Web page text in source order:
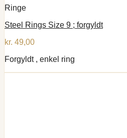
Ringe
Steel Rings Size 9 ; forgyldt
kr. 49,00
Forgyldt , enkel ring